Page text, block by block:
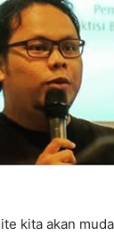
kita akan